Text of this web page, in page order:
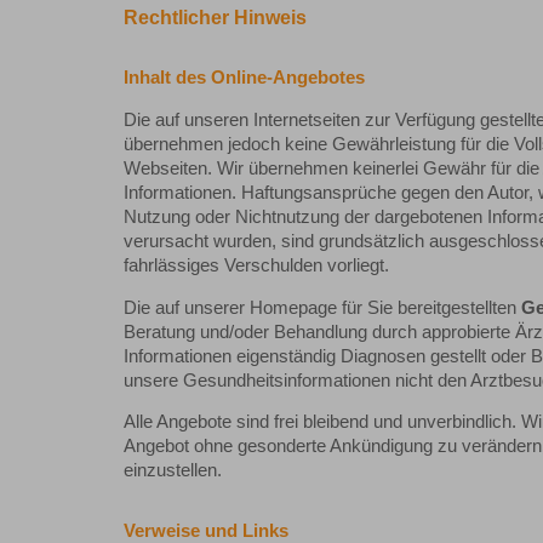
Rechtlicher Hinweis
Inhalt des Online-Angebotes
Die auf unseren Internetseiten zur Verfügung
übernehmen jedoch keine Gewährleistung für die
Webseiten. Wir übernehmen keinerlei Gewähr für
Informationen. Haftungsansprüche gegen den
Nutzung oder Nichtnutzung der dargebotenen
verursacht wurden, sind grundsätzlich
fahrlässiges Verschulden vorliegt.
Die auf unserer Homepage für Sie bereitgestellten
Beratung und/oder Behandlung durch approbierte
Informationen eigenständig Diagnosen gestellt oder
unsere Gesundheitsinformationen nicht den
Alle Angebote sind frei bleibend und unverbindlich.
Angebot ohne gesonderte Ankündigung zu
einzustellen.
Verweise und Links